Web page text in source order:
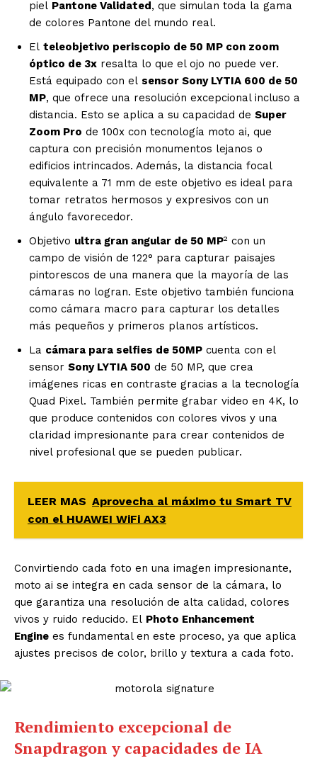
piel Pantone Validated, que simulan toda la gama
de colores Pantone del mundo real.
El teleobjetivo periscopio de 50 MP con zoom
óptico de 3x resalta lo que el ojo no puede ver.
Está equipado con el sensor Sony LYTIA 600 de 50
MP, que ofrece una resolución excepcional incluso a
distancia. Esto se aplica a su capacidad de Super
Zoom Pro de 100x con tecnología moto ai, que
captura con precisión monumentos lejanos o
edificios intrincados. Además, la distancia focal
equivalente a 71 mm de este objetivo es ideal para
tomar retratos hermosos y expresivos con un
ángulo favorecedor.
Objetivo ultra gran angular de 50 MP² con un
campo de visión de 122° para capturar paisajes
pintorescos de una manera que la mayoría de las
cámaras no logran. Este objetivo también funciona
como cámara macro para capturar los detalles
más pequeños y primeros planos artísticos.
La cámara para selfies de 50MP cuenta con el
sensor Sony LYTIA 500 de 50 MP, que crea
imágenes ricas en contraste gracias a la tecnología
Quad Pixel. También permite grabar video en 4K, lo
que produce contenidos con colores vivos y una
claridad impresionante para crear contenidos de
nivel profesional que se pueden publicar.
LEER MAS Aprovecha al máximo tu Smart TV
con el HUAWEI WiFi AX3
Convirtiendo cada foto en una imagen impresionante,
moto ai se integra en cada sensor de la cámara, lo
que garantiza una resolución de alta calidad, colores
vivos y ruido reducido. El Photo Enhancement
Engine es fundamental en este proceso, ya que aplica
ajustes precisos de color, brillo y textura a cada foto.
Rendimiento excepcional de
Snapdragon y capacidades de IA